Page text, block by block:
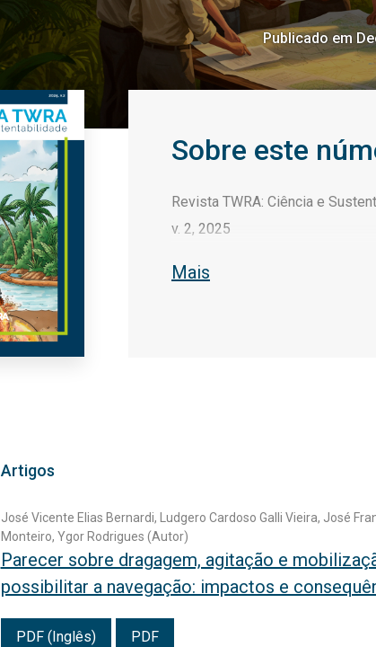
Publicado em
Sobre este
Revista TWRA: Ciência e
v. 2, 2025
Mais
Artigos
José Vicente Elias Bernardi, Ludgero Cardoso Galli Vieira, José
Monteiro, Ygor Rodrigues (Autor)
Parecer sobre dragagem, agitação e
possibilitar a navegação: impactos e
PDF (Inglês) PDF